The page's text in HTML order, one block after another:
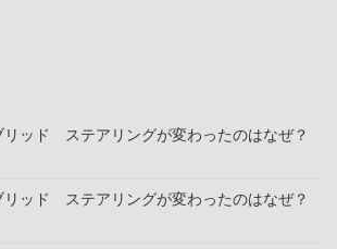
ッド ステアリングが変わったのはなぜ？
ッド ステアリングが変わったのはなぜ？